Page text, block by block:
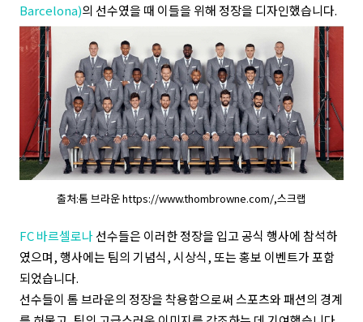
Barcelona)의 선수였을 때 이들을 위해 정장을 디자인했습니다.
출처:톰 브라운 https://www.thombrowne.com/,스크랩
FC 바르셀로나선수들은 이러한 정장을 입고 공식 행사에 참석하
였으며, 행사에는 팀의 기념식, 시상식, 또는 홍보 이벤트가 포함
되었습니다.
선수들이 톰 브라운의 정장을 착용함으로써 스포츠와 패션의 경계